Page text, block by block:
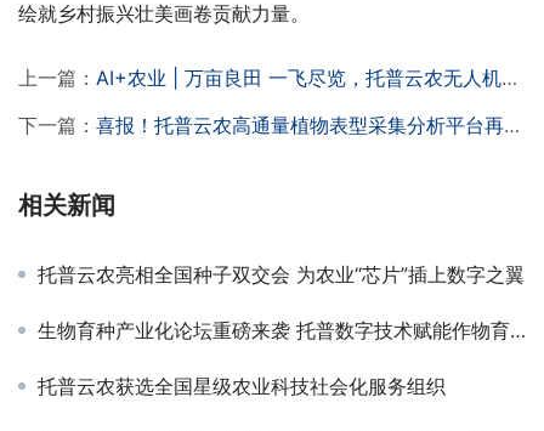
绘就乡村振兴壮美画卷贡献力量。
上一篇： AI+农业 | 万亩良田 一飞尽览，托普云农无人机低空巡检系统赋能智慧农业新发展
下一篇： 喜报！托普云农高通量植物表型采集分析平台再获佳绩
相关新闻
托普云农亮相全国种子双交会 为农业“芯片”插上数字之翼
生物育种产业化论坛重磅来袭 托普数字技术赋能作物育种
托普云农获选全国星级农业科技社会化服务组织